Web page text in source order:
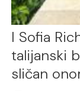
I Sofia
talijanski
sličan